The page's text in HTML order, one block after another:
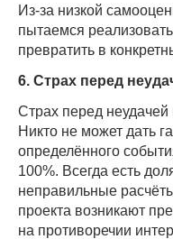
Из-за низкой
пытаемся
превратить в
6. Страх перед
Страх перед
Никто не может дать
определённого
100%. Всегда есть
неправильные
проекта возникают
на противоречии